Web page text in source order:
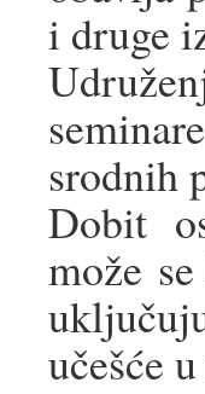
i druge
srodnih
Dobit
može
učešće